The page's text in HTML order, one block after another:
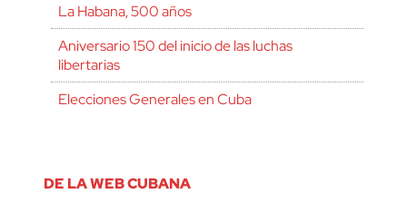
La Habana, 500 años
Aniversario 150 del inicio de las luchas
libertarias
Elecciones Generales en Cuba
DE LA WEB CUBANA